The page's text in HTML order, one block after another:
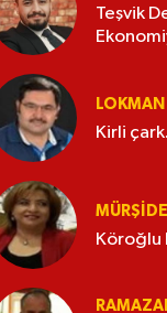
Teşvik
Kirli
Köroğlu